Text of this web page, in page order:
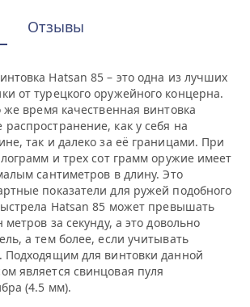
Отзывы
Hatsan 85 – это одна из лучших
от турецкого оружейного концерна.
же время качественная винтовка
как у себя на
так и далеко за её границами. При
и трех сот грамм оружие имеет
сантиметров в длину. Это
показатели для ружей подобного
Hatsan 85 может превышать
метров за секунду, а это довольно
а тем более, если учитывать
Подходящим для винтовки данной
является свинцовая пуля
(4.5 мм).